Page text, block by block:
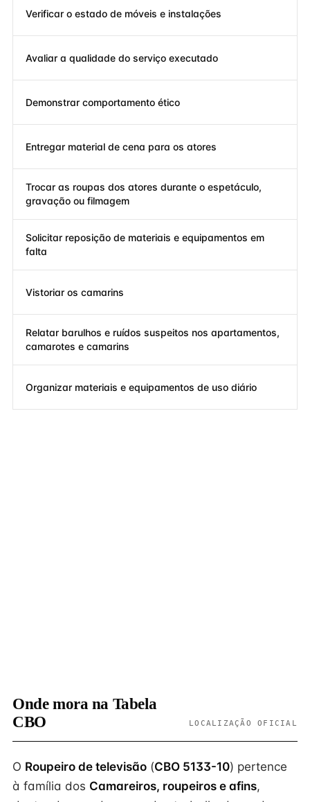
Verificar o estado de móveis e instalações
Avaliar a qualidade do serviço executado
Demonstrar comportamento ético
Entregar material de cena para os atores
Trocar as roupas dos atores durante o espetáculo,
gravação ou filmagem
Solicitar reposição de materiais e equipamentos em
falta
Vistoriar os camarins
Relatar barulhos e ruídos suspeitos nos apartamentos,
camarotes e camarins
Organizar materiais e equipamentos de uso diário
Onde mora na Tabela
CBO
LOCALIZAÇÃO OFICIAL
O Roupeiro de televisão (CBO 5133-10) pertence
à família dos Camareiros, roupeiros e afins,